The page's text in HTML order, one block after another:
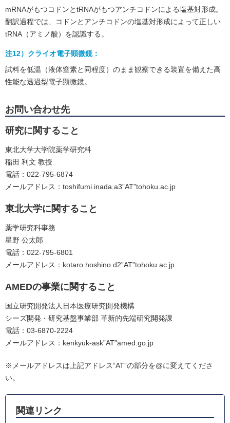
mRNAがもつコドンとtRNAがもつアンチコドンによる塩基対形成。
翻訳過程では、コドンとアンチコドンの塩基対形成によって正しい
tRNA（アミノ酸）を認識する。
注12）クライオ電子顕微鏡：
試料を低温（液体窒素と同程度）のまま観察できる装置を備えた高
性能な透過型電子顕微鏡。
お問い合わせ先
研究に関すること
東北大学大学院薬学研究科
稲田 利文 教授
電話：022-795-6874
メールアドレス：toshifumi.inada.a3”AT”tohoku.ac.jp
東北大学に関すること
薬学研究科事務
星野 公太郎
電話：022-795-6801
メールアドレス：kotaro.hoshino.d2”AT”tohoku.ac.jp
AMEDの事業に関すること
国立研究開発法人日本医療研究開発機構
シーズ開発・研究基盤事業部 革新的先端研究開発課
電話：03-6870-2224
メールアドレス：kenkyuk-ask”AT”amed.go.jp
※メールアドレスは上記アドレス“AT”の部分を@に変えてくださ
い。
関連リンク